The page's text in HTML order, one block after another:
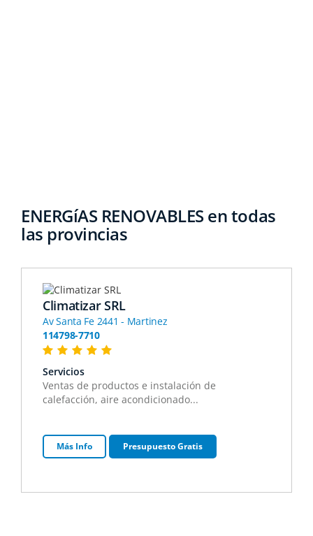
ENERGíAS RENOVABLES en todas
las provincias
Climatizar SRL
Av Santa Fe 2441 - Martinez
114798-7710
Servicios
Ventas de productos e instalación de
calefacción, aire acondicionado...
Más Info Presupuesto Gratis